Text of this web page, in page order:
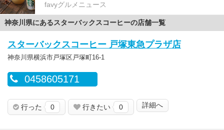
favyグルメニュース
神奈川県にあるスターバックスコーヒーの店舗一覧
スターバックスコーヒー 戸塚東急プラザ店
神奈川県横浜市戸塚区戸塚町16-1
0458605171
行った 0 行きたい 0 詳細へ